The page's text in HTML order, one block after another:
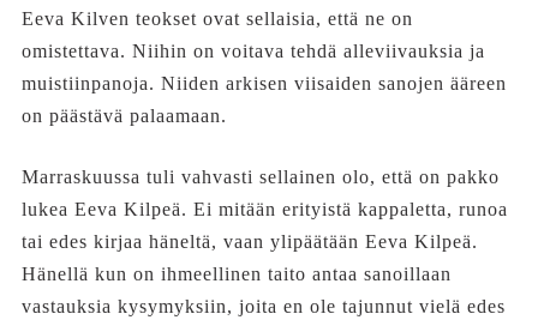
Eeva Kilven teokset ovat sellaisia, että ne on
omistettava. Niihin on voitava tehdä alleviivauksia ja
muistiinpanoja. Niiden arkisen viisaiden sanojen ääreen
on päästävä palaamaan.
Marraskuussa tuli vahvasti sellainen olo, että on pakko
lukea Eeva Kilpeä. Ei mitään erityistä kappaletta, runoa
tai edes kirjaa häneltä, vaan ylipäätään Eeva Kilpeä.
Hänellä kun on ihmeellinen taito antaa sanoillaan
vastauksia kysymyksiin, joita en ole tajunnut vielä edes